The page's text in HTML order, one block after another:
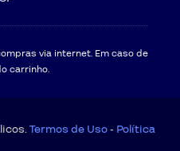
via internet. Em caso de
carrinho.
Termos de Uso- Política